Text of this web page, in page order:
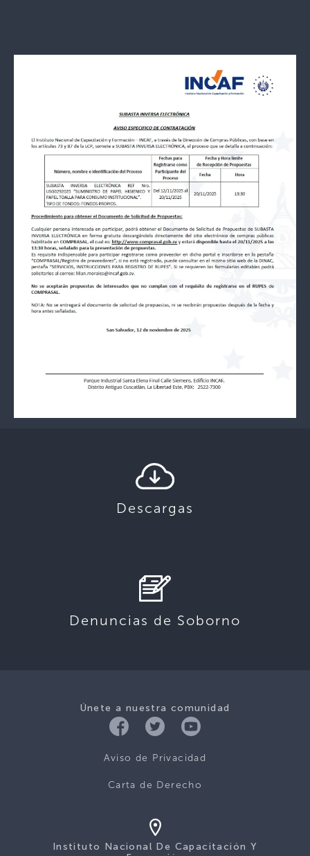
Descargas
Denuncias de Soborno
Únete a nuestra comunidad
Aviso de Privacidad
Carta de Derecho
Instituto Nacional De Capacitación Y